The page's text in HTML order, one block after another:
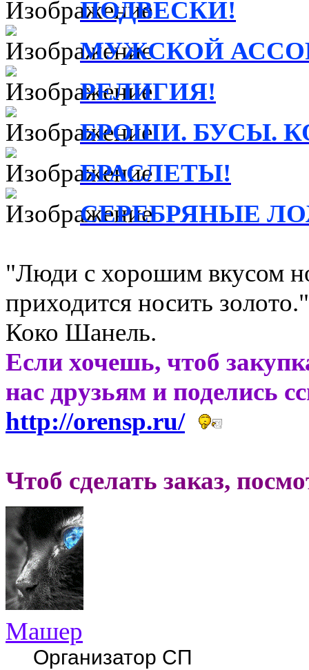
ПОДВЕСКИ!
МУЖСКОЙ
РЕЛИГИЯ!
БРОШИ. БУСЫ.
БРАСЛЕТЫ!
СЕРЕБРЯНЫЕ
"Люди с хорошим вкусом
приходится носить золото."
Коко Шанель.
Если хочешь, чтоб
нас друзьям и поделись
http://orensp.ru/
Чтоб сделать заказ,
Машер
Организатор СП